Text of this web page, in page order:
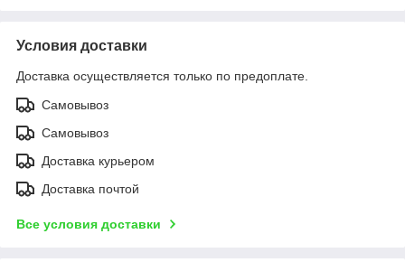
Условия доставки
Доставка осуществляется только по предоплате.
Самовывоз
Самовывоз
Доставка курьером
Доставка почтой
Все условия доставки